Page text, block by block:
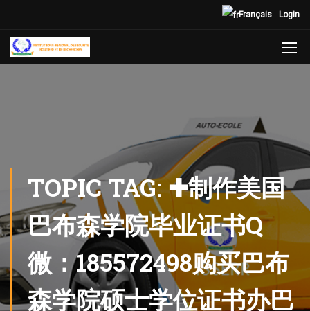
Login
Français
TOPIC TAG: ✚制作美国
巴布森学院毕业证书Q
微：185572498购买巴布
森学院硕士学位证书办巴